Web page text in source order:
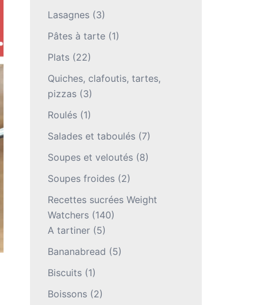
Lasagnes(3)
Pâtes à tarte(1)
Plats(22)
Quiches, clafoutis, tartes,
pizzas(3)
Roulés(1)
Salades et taboulés(7)
Soupes et veloutés(8)
Soupes froides(2)
Recettes sucrées Weight
Watchers(140)
A tartiner(5)
Bananabread (5)
Biscuits(1)
Boissons(2)